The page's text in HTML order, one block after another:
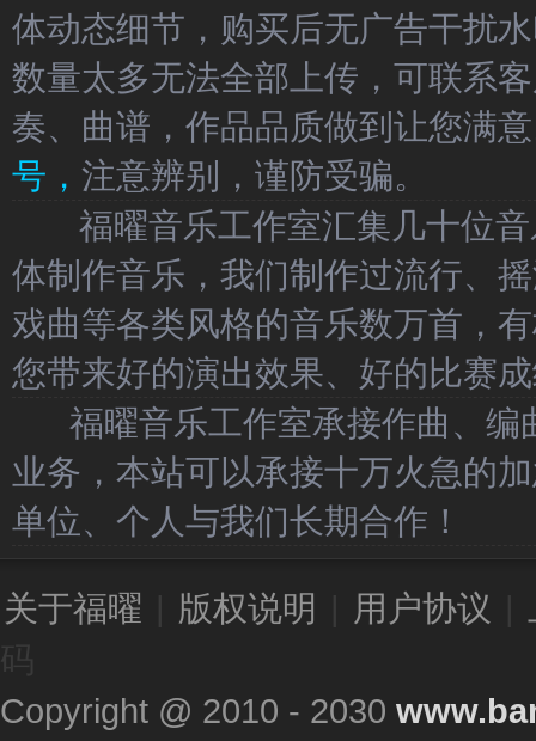
体动态细节，购买后无广告干扰
数量太多无法全部上传，可联系
奏、曲谱，作品品质做到让您满
号， 注意辨别，谨防受骗。
福曜音乐工作室汇集几十位音
体制作音乐，我们制作过流行、
戏曲等各类风格的音乐数万首，
您带来好的演出效果、好的比赛
福曜音乐工作室承接作曲、编
业务，本站可以承接十万火急的
单位、个人与我们长期合作！
关于福曜 版权说明 用户协议
Copyright @ 2010 - 2030